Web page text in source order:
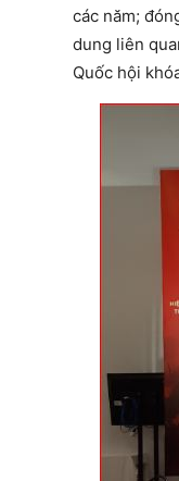
các năm;
dung liên
Quốc hội